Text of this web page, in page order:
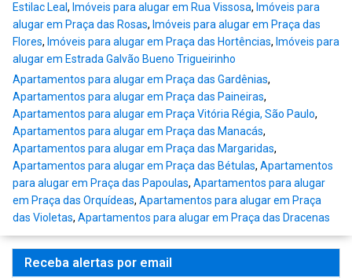
Estilac Leal, Imóveis para alugar em Rua Vissosa, Imóveis para
alugar em Praça das Rosas, Imóveis para alugar em Praça das
Flores, Imóveis para alugar em Praça das Hortências, Imóveis para
alugar em Estrada Galvão Bueno Trigueirinho
Apartamentos para alugar em Praça das Gardênias,
Apartamentos para alugar em Praça das Paineiras,
Apartamentos para alugar em Praça Vitória Régia, São Paulo,
Apartamentos para alugar em Praça das Manacás,
Apartamentos para alugar em Praça das Margaridas,
Apartamentos para alugar em Praça das Bétulas, Apartamentos
para alugar em Praça das Papoulas, Apartamentos para alugar
em Praça das Orquídeas, Apartamentos para alugar em Praça
das Violetas, Apartamentos para alugar em Praça das Dracenas
Receba alertas por email